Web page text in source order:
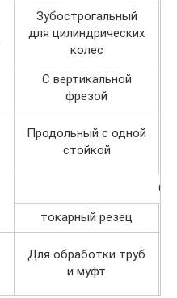
Зубострогальный
для цилиндрических
колес
С вертикальной
фрезой
Продольный с одной
стойкой
токарный резец
Для обработки труб
и муфт